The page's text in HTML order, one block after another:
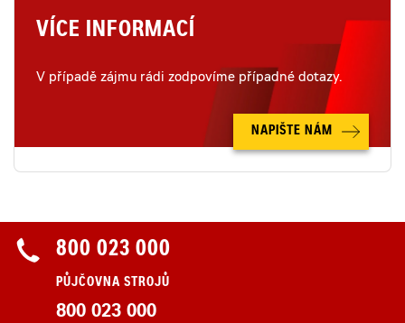
VÍCE INFORMACÍ
V případě zájmu rádi zodpovíme případné dotazy.
NAPIŠTE NÁM
800 023 000
PŮJČOVNA STROJŮ
800 023 000